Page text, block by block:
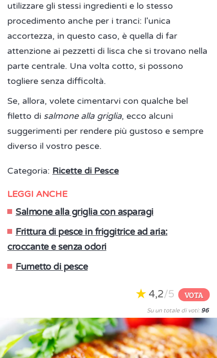
utilizzare gli stessi ingredienti e lo stesso
procedimento anche per i tranci: l'unica
accortezza, in questo caso, è quella di far
attenzione ai pezzetti di lisca che si trovano nella
parte centrale. Una volta cotto, si possono
togliere senza difficoltà.
Se, allora, volete cimentarvi con qualche bel
filetto di salmone alla griglia, ecco alcuni
suggerimenti per rendere più gustoso e sempre
diverso il vostro pesce.
Categoria: Ricette di Pesce
LEGGI ANCHE
Salmone alla griglia con asparagi
Frittura di pesce in friggitrice ad aria:
croccante e senza odori
Fumetto di pesce
4,2/5 VOTA
Su un totale di voti: 96